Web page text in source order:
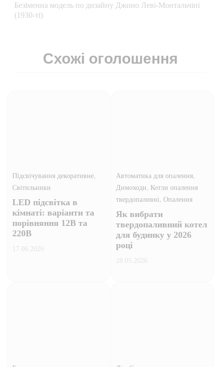
Безіменна модель по дизайну Джино Леві-Монтальчіні
(1930-ті)
Схожі оголошення
Підсвічування декоративне,
Світильники
LED підсвітка в
кімнаті: варіанти та
порівняння 12В та
220В
17.06.2026
Автоматика для опалення,
Димоходи, Котли опалення
твердопаливні, Опалення
Як вибрати
твердопаливний котел
для будинку у 2026
році
28.05.2026